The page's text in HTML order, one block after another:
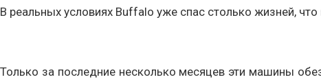
В реальных условиях Buffalo уже спас столько жизней,
Только за последние несколько месяцев эти машины